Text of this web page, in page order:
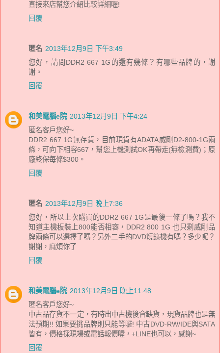
直接來店幫您介紹比較詳細喔!
回覆
匿名 2013年12月9日 下午3:49
您好，請問DDR2 667 1G的還有幾條？有哪些品牌的，謝
謝。
回覆
和美電腦e院 2013年12月9日 下午4:24
匿名客戶您好~
DDR2 667 1G無存貨，目前現貨有ADATA威剛D2-800-1G兩
條，可向下相容667，幫您上機測試OK再帶走(無檢測費)；原
廠終保每條$300。
回覆
匿名 2013年12月9日 晚上7:36
您好，所以上次購買的DDR2 667 1G是最後一條了嗎？我不
知道主機板裝上800能否相容，DDR2 800 1G 也只剩威剛品
牌兩條可以選擇了嗎？另外二手的DVD燒錄機有嗎？多少呢？
謝謝，麻煩你了
回覆
和美電腦e院 2013年12月9日 晚上11:48
匿名客戶您好~
中古品存貨不一定，有時出中古機後會缺貨，現貨品牌也是無
法預期!! 如果要挑品牌則只能等囉! 中古DVD-RW/IDE與SATA
皆有，價格採現場或電話報價喔，+LINE也可以，感謝~
回覆